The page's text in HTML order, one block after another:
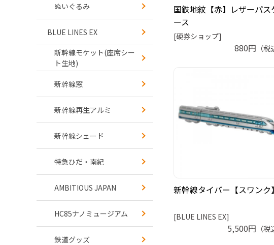
ぬいぐるみ
BLUE LINES EX
新幹線モケット(座席シー
ト生地)
新幹線窓
新幹線再生アルミ
新幹線シェード
特急ひだ・南紀
AMBITIOUS JAPAN
HC85ナノミュージアム
鉄道グッズ
国鉄地紋【赤】レザーパス
ース
[硬券ショップ]
880円 （税
新幹線タイバー【スワンク】
[BLUE LINES EX]
5,500円 （税